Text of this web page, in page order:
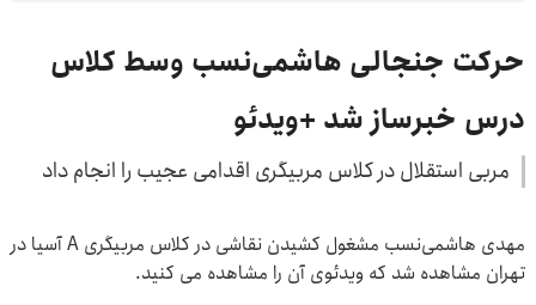
حرکت جنجالی هاشمی‌نسب وسط کلاس
درس خبرساز شد +ویدئو
مربی استقلال در کلاس مربیگری اقدامی عجیب را انجام داد
مهدی هاشمی‌نسب مشغول کشیدن نقاشی در کلاس مربیگری A آسیا در
تهران مشاهده شد که ویدئوی آن را مشاهده می کنید.